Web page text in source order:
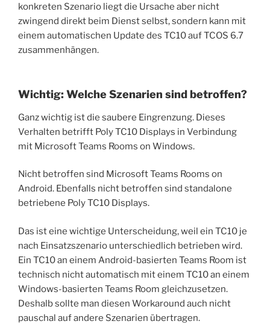
konkreten Szenario liegt die Ursache aber nicht
zwingend direkt beim Dienst selbst, sondern kann mit
einem automatischen Update des TC10 auf TCOS 6.7
zusammenhängen.
Wichtig: Welche Szenarien sind betroffen?
Ganz wichtig ist die saubere Eingrenzung. Dieses
Verhalten betrifft Poly TC10 Displays in Verbindung
mit Microsoft Teams Rooms on Windows.
Nicht betroffen sind Microsoft Teams Rooms on
Android. Ebenfalls nicht betroffen sind standalone
betriebene Poly TC10 Displays.
Das ist eine wichtige Unterscheidung, weil ein TC10 je
nach Einsatzszenario unterschiedlich betrieben wird.
Ein TC10 an einem Android-basierten Teams Room ist
technisch nicht automatisch mit einem TC10 an einem
Windows-basierten Teams Room gleichzusetzen.
Deshalb sollte man diesen Workaround auch nicht
pauschal auf andere Szenarien übertragen.